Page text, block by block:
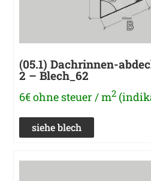
(05.1) Dachrinnen-
2 – Blech_62
6€ ohne steuer / m2
siehe blech